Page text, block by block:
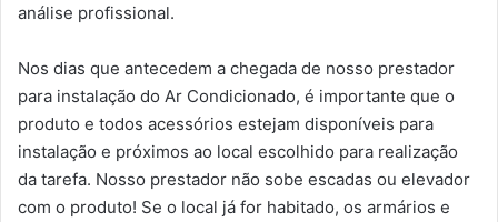
análise profissional.
Nos dias que antecedem a chegada de nosso prestador
para instalação do Ar Condicionado, é importante que o
produto e todos acessórios estejam disponíveis para
instalação e próximos ao local escolhido para realização
da tarefa. Nosso prestador não sobe escadas ou elevador
com o produto! Se o local já for habitado, os armários e